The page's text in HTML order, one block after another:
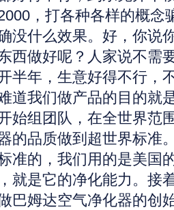
，打各种各样的概念
没什么效果。好，你说
西做好呢？人家说不需
半年，生意好得不行，
道我们做产品的目的就
始组团队，在全世界范
的品质做到超世界标准
准的，我们用的是美国
就是它的净化能力。接
巴姆达空气净化器的创